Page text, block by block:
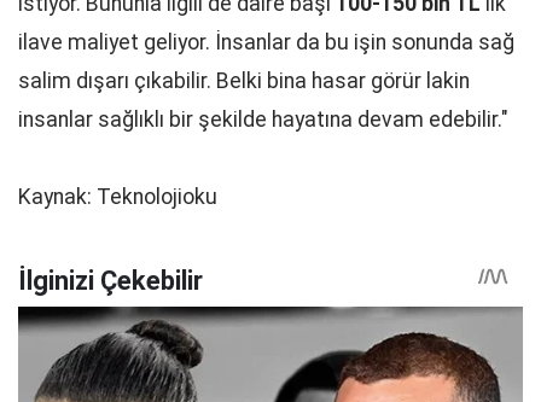
ilave maliyet geliyor. İnsanlar da bu işin sonunda sağ
salim dışarı çıkabilir. Belki bina hasar görür lakin
insanlar sağlıklı bir şekilde hayatına devam edebilir."
Kaynak: Teknolojioku